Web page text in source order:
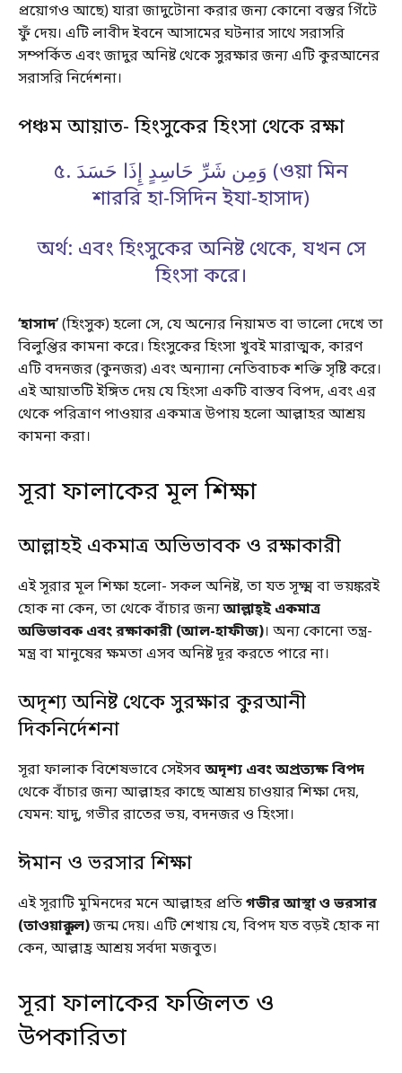
প্রয়োগও আছে) যারা জাদুটোনা করার জন্য কোনো বস্তুর গিঁটে
ফুঁ দেয়। এটি লাবীদ ইবনে আসামের ঘটনার সাথে সরাসরি
সম্পর্কিত এবং জাদুর অনিষ্ট থেকে সুরক্ষার জন্য এটি কুরআনের
সরাসরি নির্দেশনা।
পঞ্চম আয়াত- হিংসুকের হিংসা থেকে রক্ষা
৫. وَمِن شَرِّ حَاسِدٍ إِذَا حَسَدَ (ওয়া মিন
শাররি হা-সিদিন ইযা-হাসাদ)
অর্থ: এবং হিংসুকের অনিষ্ট থেকে, যখন সে
হিংসা করে।
‘হাসাদ’(হিংসুক) হলো সে, যে অন্যের নিয়ামত বা ভালো দেখে তা
বিলুপ্তির কামনা করে। হিংসুকের হিংসা খুবই মারাত্মক, কারণ
এটি বদনজর (কুনজর) এবং অন্যান্য নেতিবাচক শক্তি সৃষ্টি করে।
এই আয়াতটি ইঙ্গিত দেয় যে হিংসা একটি বাস্তব বিপদ, এবং এর
থেকে পরিত্রাণ পাওয়ার একমাত্র উপায় হলো আল্লাহর আশ্রয়
কামনা করা।
সূরা ফালাকের মূল শিক্ষা
আল্লাহই একমাত্র অভিভাবক ও রক্ষাকারী
এই সূরার মূল শিক্ষা হলো- সকল অনিষ্ট, তা যত সূক্ষ্ম বা ভয়ঙ্করই
হোক না কেন, তা থেকে বাঁচার জন্যআল্লাহ্ই একমাত্র
অভিভাবক এবং রক্ষাকারী (আল-হাফীজ)। অন্য কোনো তন্ত্র-
মন্ত্র বা মানুষের ক্ষমতা এসব অনিষ্ট দূর করতে পারে না।
অদৃশ্য অনিষ্ট থেকে সুরক্ষার কুরআনী
দিকনির্দেশনা
সূরা ফালাক বিশেষভাবে সেইসবঅদৃশ্য এবং অপ্রত্যক্ষ বিপদ
থেকে বাঁচার জন্য আল্লাহর কাছে আশ্রয় চাওয়ার শিক্ষা দেয়,
যেমন: যাদু, গভীর রাতের ভয়, বদনজর ও হিংসা।
ঈমান ও ভরসার শিক্ষা
এই সূরাটি মুমিনদের মনে আল্লাহর প্রতিগভীর আস্থা ও ভরসার
(তাওয়াক্কুল)জন্ম দেয়। এটি শেখায় যে, বিপদ যত বড়ই হোক না
কেন, আল্লাহ্র আশ্রয় সর্বদা মজবুত।
সূরা ফালাকের ফজিলত ও
উপকারিতা